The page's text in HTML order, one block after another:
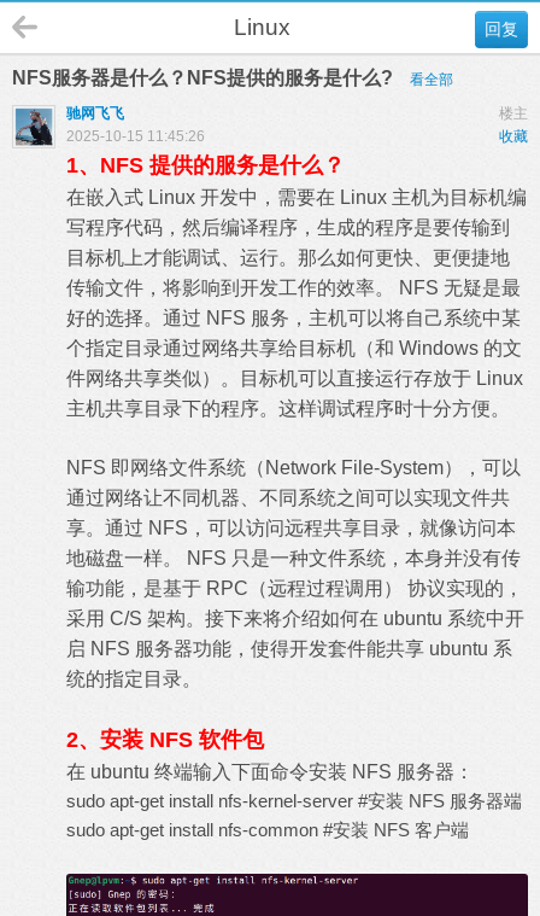
回复
Linux
NFS服务器是什么？NFS提供的服务是什么?
看全部
楼主
驰网飞飞
收藏
2025-10-15 11:45:26
1、NFS 提供的服务是什么？
在嵌入式 Linux 开发中，需要在 Linux 主机为目标机编
写程序代码，然后编译程序，生成的程序是要传输到
目标机上才能调试、运行。那么如何更快、更便捷地
传输文件，将影响到开发工作的效率。 NFS 无疑是最
好的选择。通过 NFS 服务，主机可以将自己系统中某
个指定目录通过网络共享给目标机（和 Windows 的文
件网络共享类似）。目标机可以直接运行存放于 Linux
主机共享目录下的程序。这样调试程序时十分方便。
NFS 即网络文件系统（Network File-System），可以
通过网络让不同机器、不同系统之间可以实现文件共
享。通过 NFS，可以访问远程共享目录，就像访问本
地磁盘一样。 NFS 只是一种文件系统，本身并没有传
输功能，是基于 RPC（远程过程调用） 协议实现的，
采用 C/S 架构。接下来将介绍如何在 ubuntu 系统中开
启 NFS 服务器功能，使得开发套件能共享 ubuntu 系
统的指定目录。
2、安装 NFS 软件包
在 ubuntu 终端输入下面命令安装 NFS 服务器：
sudo apt-get install nfs-kernel-server #安装 NFS 服务器端
sudo apt-get install nfs-common #安装 NFS 客户端